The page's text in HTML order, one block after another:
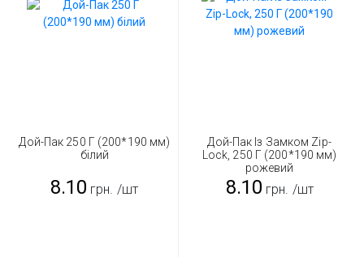
Дой-Пак 250 Г (200*190 мм)
білий
8.10 грн. /шт
Дой-Пак Із Замком Zip-
Lock, 250 Г (200*190 мм)
рожевий
8.10 грн. /шт